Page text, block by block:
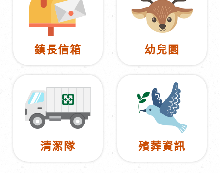
鎮長信箱 幼兒園
清潔隊 殯葬資訊